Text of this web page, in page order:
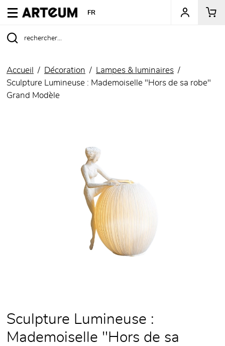
ARTEUM, la référence des boutiques de musées
FR
Accueil Décoration
Lampes & luminaires
Sculpture Lumineuse : Mademoiselle "Hors de sa robe"
Grand Modèle
Sculpture Lumineuse :
Mademoiselle "Hors de sa